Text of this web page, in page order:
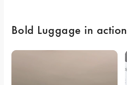
Bold Luggage in action